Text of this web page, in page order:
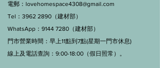
電郵： lovehomespace4308@gmail.com
Tel：3962 2890（建材部）
WhatsApp：9144 7280（建材部）
門市營業時間：早上11點到7點(星期一門市休息)
線上及電話查詢：9:00-18:00（假日照常）。